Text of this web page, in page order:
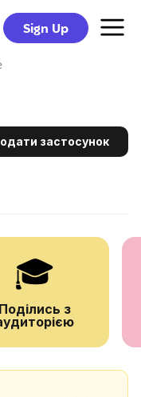
Sign Up
застосунок
🎓
Поділись з